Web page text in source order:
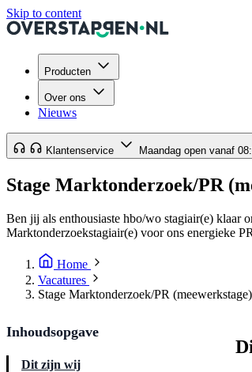
Skip to content
Producten
Over ons
Nieuws
Klantenservice Maandag open vanaf
Stage Marktonderzoek/PR
Ben jij als enthousiaste hbo/wo stagiair(e) klaar
Marktonderzoekstagiair(e) voor ons energieke
Home
Vacatures
Stage Marktonderzoek/PR (meewerkstage)
Inhoudsopgave
Dit zijn wij